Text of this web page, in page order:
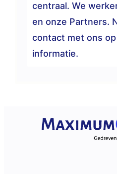
centraal. We
en onze Partners.
contact met ons
informatie.